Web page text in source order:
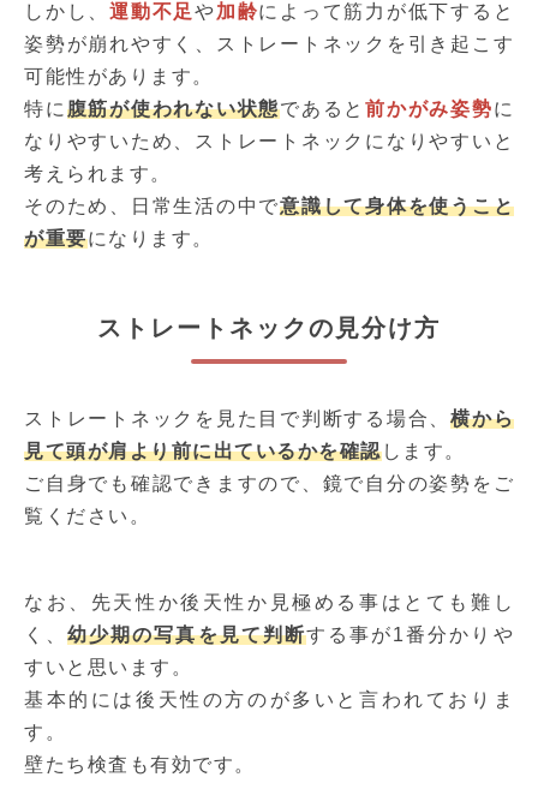
しかし、 運動不足 や加齢によって筋力が低下すると
姿勢が崩れやすく、ストレートネックを引き起こす
可能性があります。
特に 腹筋が使われない状態であると 前かがみ姿勢に
なりやすいため、ストレートネックになりやすいと
考えられます。
そのため、日常生活の中で意識して身体を使うこと
が重要になります。
ストレートネックの見分け方
ストレートネックを見た目で判断する場合、 横から
見て頭が肩より前に出ているかを確認します。
ご自身でも確認できますので、鏡で自分の姿勢をご
覧ください。
なお、先天性か後天性か見極める事はとても難し
く、幼少期の写真を見て判断する事が1番分かりや
すいと思います。
基本的には後天性の方のが多いと言われておりま
す。
壁たち検査も有効です。